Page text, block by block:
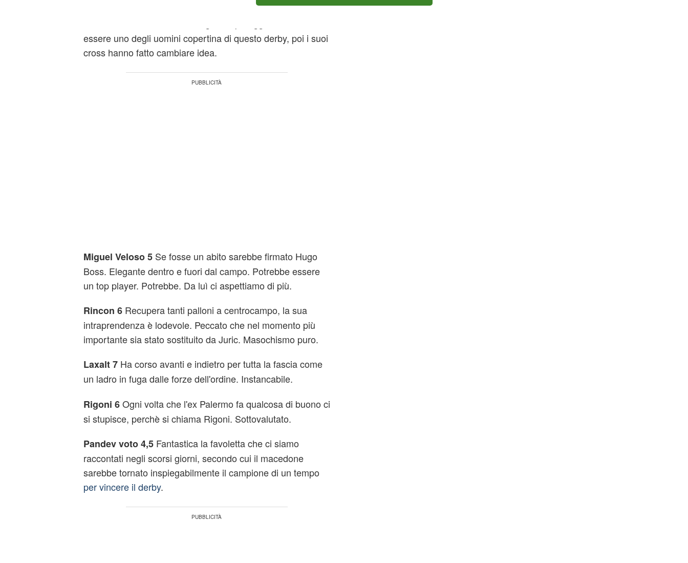
essere uno degli uomini copertina di questo derby, poi i suoi
cross hanno fatto cambiare idea.
Miguel Veloso 5Se fosse un abito sarebbe firmato Hugo
Boss. Elegante dentro e fuori dal campo. Potrebbe essere
un top player. Potrebbe. Da luì ci aspettiamo di più.
Rincon 6Recupera tanti palloni a centrocampo, la sua
intraprendenza è lodevole. Peccato che nel momento più
importante sia stato sostituito da Juric. Masochismo puro.
Laxalt 7Ha corso avanti e indietro per tutta la fascia come
un ladro in fuga dalle forze dell'ordine. Instancabile.
Rigoni 6Ogni volta che l'ex Palermo fa qualcosa di buono ci
si stupisce, perchè si chiama Rigoni. Sottovalutato.
Pandev voto 4,5Fantastica la favoletta che ci siamo
raccontati negli scorsi giorni, secondo cui il macedone
sarebbe tornato inspiegabilmente il campione di un tempo
per vincere il derby.